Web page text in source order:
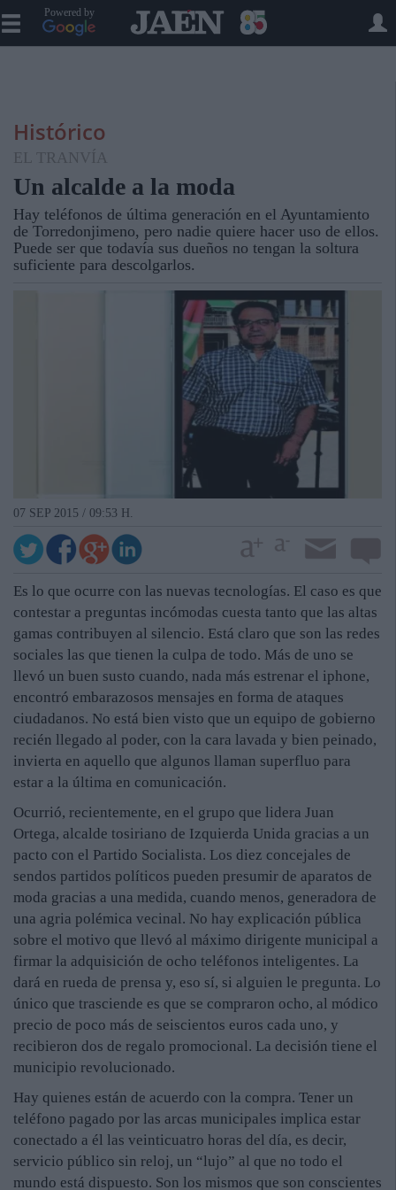
Powered by
Histórico
EL TRANVÍA
Un alcalde a la moda
Hay teléfonos de última generación en el Ayuntamiento
de Torredonjimeno, pero nadie quiere hacer uso de ellos.
Puede ser que todavía sus dueños no tengan la soltura
suficiente para descolgarlos.
07 SEP 2015 / 09:53 H.
Es lo que ocurre con las nuevas tecnologías. El caso es que
contestar a preguntas incómodas cuesta tanto que las altas
gamas contribuyen al silencio. Está claro que son las redes
sociales las que tienen la culpa de todo. Más de uno se
llevó un buen susto cuando, nada más estrenar el iphone,
encontró embarazosos mensajes en forma de ataques
ciudadanos. No está bien visto que un equipo de gobierno
recién llegado al poder, con la cara lavada y bien peinado,
invierta en aquello que algunos llaman superfluo para
estar a la última en comunicación.
Ocurrió, recientemente, en el grupo que lidera Juan
Ortega, alcalde tosiriano de Izquierda Unida gracias a un
pacto con el Partido Socialista. Los diez concejales de
sendos partidos políticos pueden presumir de aparatos de
moda gracias a una medida, cuando menos, generadora de
una agria polémica vecinal. No hay explicación pública
sobre el motivo que llevó al máximo dirigente municipal a
firmar la adquisición de ocho teléfonos inteligentes. La
dará en rueda de prensa y, eso sí, si alguien le pregunta. Lo
único que trasciende es que se compraron ocho, al módico
precio de poco más de seiscientos euros cada uno, y
recibieron dos de regalo promocional. La decisión tiene el
municipio revolucionado.
Hay quienes están de acuerdo con la compra. Tener un
teléfono pagado por las arcas municipales implica estar
conectado a él las veinticuatro horas del día, es decir,
servicio público sin reloj, un “lujo” al que no todo el
mundo está dispuesto. Son los mismos que son conscientes